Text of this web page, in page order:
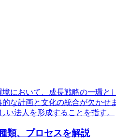
において、成長戦略の一環
な計画と文化の統合が欠か
い法人を形成することを指す。
類、プロセスを解説